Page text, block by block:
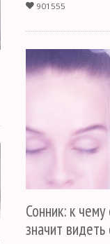
901555
Сонник: к
значит